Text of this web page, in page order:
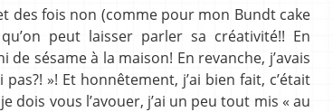
des fois non (comme pour mon Bundt cake
peut laisser parler sa créativité!! En
sésame à la maison! En revanche, j’avais
»! Et honnêtement, j’ai bien fait, c’était
dois vous l’avouer, j’ai un peu tout mis « au